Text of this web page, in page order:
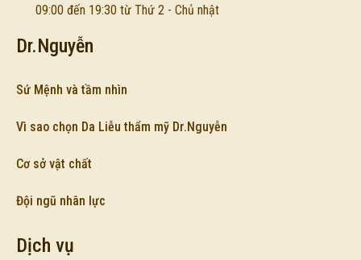
09:00 đến 19:30 từ Thứ 2 - Chủ nhật
Dr.Nguyễn
Sứ Mệnh và tầm nhìn
Vì sao chọn Da Liễu thẩm mỹ Dr.Nguyễn
Cơ sở vật chất
Đội ngũ nhân lực
Dịch vụ